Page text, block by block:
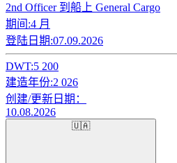
2nd Officer 到船上 General Cargo
期间:4 月
登陆日期:07.09.2026
DWT:5 200
建造年份:2 026
创建/更新日期：
10.08.2026
🇺🇦